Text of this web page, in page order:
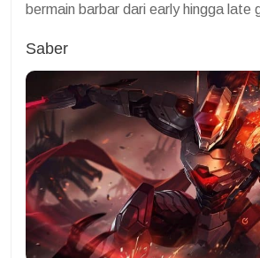
bermain barbar dari early hingga late
Saber